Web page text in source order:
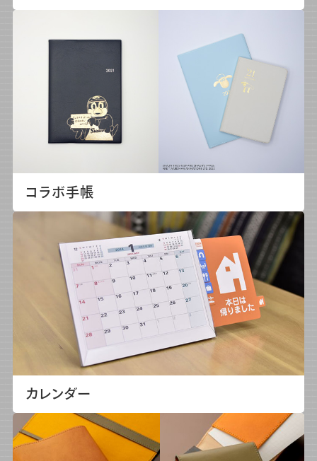
コラボ手帳
カレンダー